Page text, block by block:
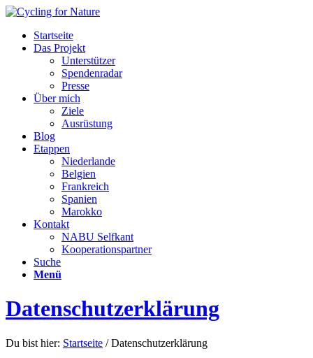
Startseite
Das Projekt
Unterstützer
Spendenradar
Presse
Über mich
Ziele
Ausrüstung
Blog
Etappen
Niederlande
Belgien
Frankreich
Spanien
Marokko
Kontakt
NABU Selfkant
Kooperationspartner
Suche
Menü
Datenschutzerklärung
Du bist hier: Startseite / Datenschutzerklärung